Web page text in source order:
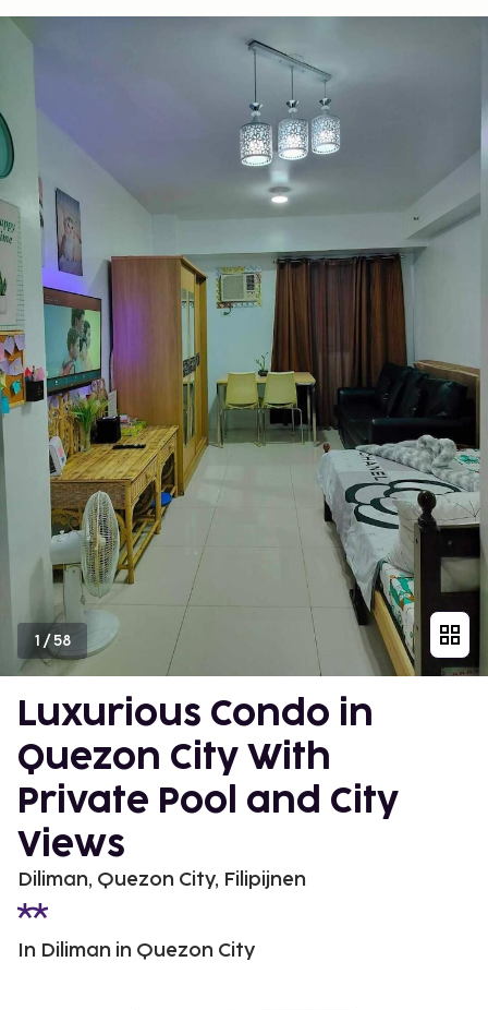
1 /58
Luxurious Condo in
Quezon City With
Private Pool and City
Views
Diliman, Quezon City, Filipijnen
In Diliman in Quezon City